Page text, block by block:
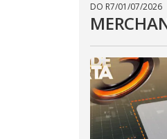
DO R7/01/07/2026